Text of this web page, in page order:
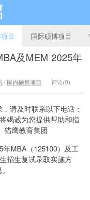
目 国际硕博项目
及MEM 2025年
/ 国内硕博项目 评论(0)
请及时联系以下电话：
竭诚为您提供帮助和指
猎鹰教育集团
MBA（125100）及工
招生复试录取实施方